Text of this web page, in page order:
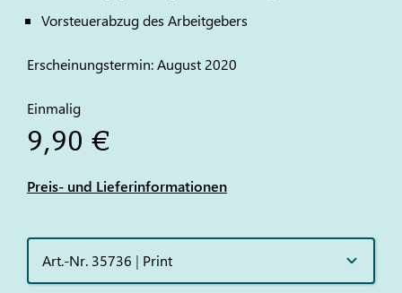
Vorsteuerabzug des Arbeitgebers
Erscheinungstermin: August 2020
Einmalig
9,90 €
Preis- und Lieferinformationen
Art.-Nr. 35736 | Print